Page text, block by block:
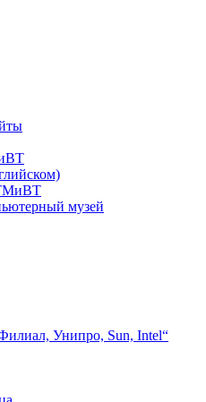
музей
Унипро, Sun, Intel“